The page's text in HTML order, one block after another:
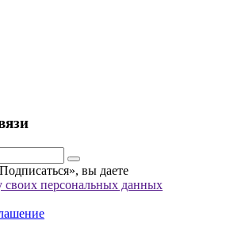
вы даете
своих персональных данных